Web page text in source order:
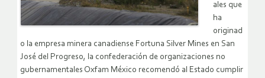
ales que
ha
originad
o la empresa minera canadiense Fortuna Silver Mines en San
José del Progreso, la confederación de organizaciones no
gubernamentales Oxfam México recomendó al Estado cumplir